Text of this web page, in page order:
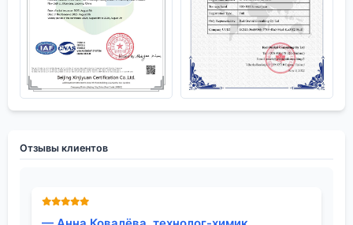
Отзывы клиентов